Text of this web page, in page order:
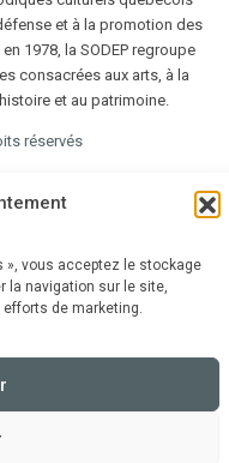
», vous acceptez le stockage
la navigation sur le site,
de marketing.
et à la promotion des
1978, la SODEP regroupe
consacrées aux arts, à la
et au patrimoine.
réservés